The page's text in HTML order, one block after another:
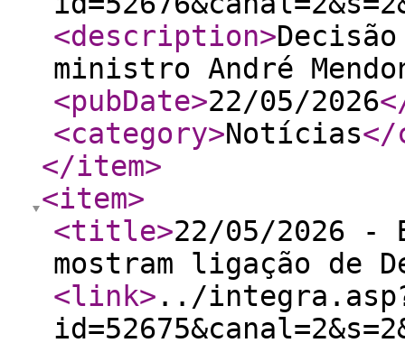
<description>
ministro André
<pubDate>22/05/2026
<category>Notícias</
</item>
<item>
<title>22/05/2026 -
mostram ligação de
<link> ../